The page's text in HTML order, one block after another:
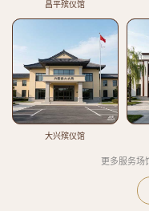
昌平殡仪馆
大兴殡仪馆
更多服务场